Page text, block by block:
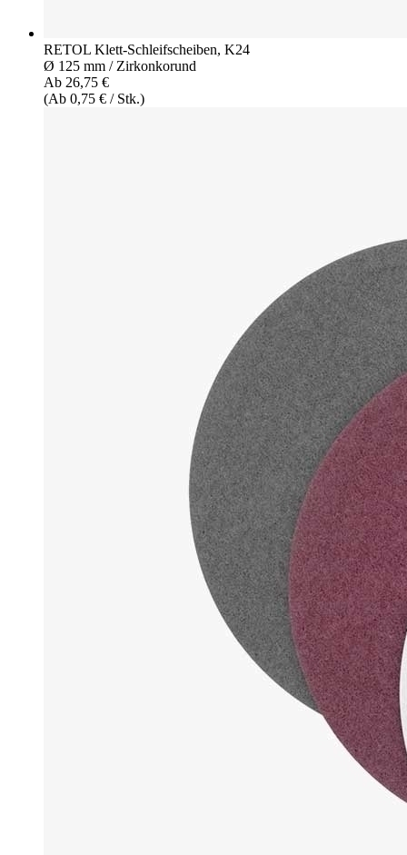
RETOL Klett-Schleifscheiben, K24
Ø 125 mm / Zirkonkorund
Ab 26,75 €
(Ab 0,75 € / Stk.)